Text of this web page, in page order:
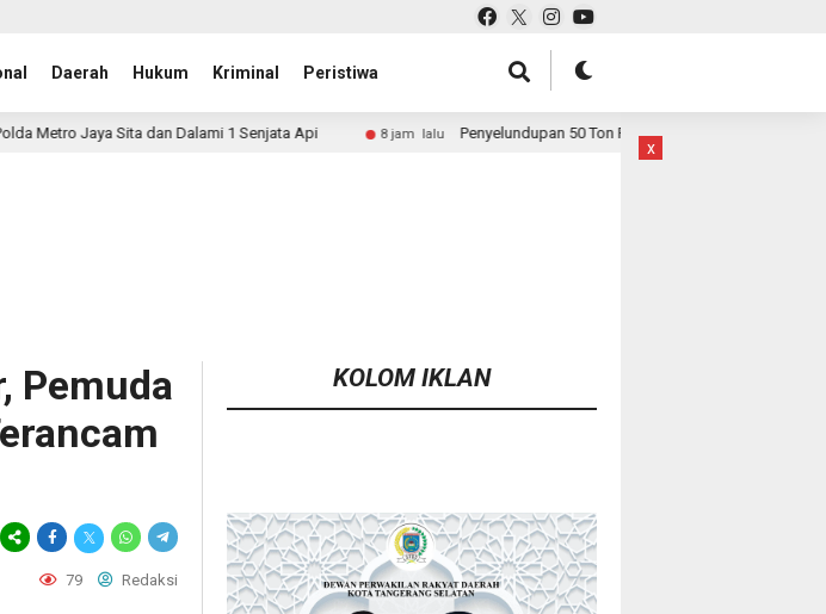
Daerah Hukum Kriminal Peristiwa
1 Senjata Api 8 jam lalu Penyelundupan 50 Ton Pasir Timah ke Malaysia Dibongkar, Bareskrim Buru
Pemuda
79 Redaksi
KOLOM IKLAN
x